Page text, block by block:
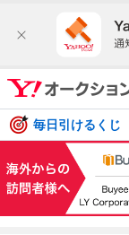
毎日引けるく